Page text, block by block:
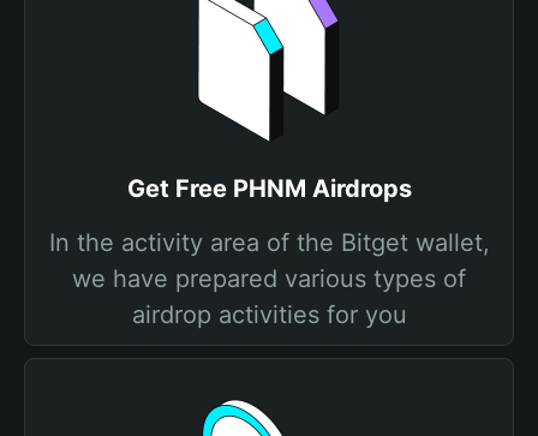
Get Free PHNM Airdrops
In the activity area of the Bitget wallet,
we have prepared various types of
airdrop activities for you